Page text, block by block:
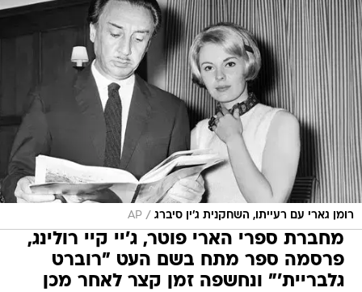
רומן גארי עם רעייתו, השחקנית ג'ין סיברג /
AP
מחברת ספרי הארי פוטר, ג'יי קיי רולינג,
פרסמה ספר מתח בשם העט "רוברט
גלבריית'" ונחשפה זמן קצר לאחר מכן